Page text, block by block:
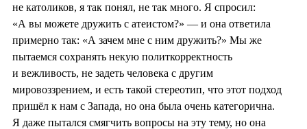
не католиков, я так понял, не так много. Я спросил:
«А вы можете дружить с атеистом?» — и она ответила
примерно так: «А зачем мне с ним дружить?» Мы же
пытаемся сохранять некую политкорректность
и вежливость, не задеть человека с другим
мировоззрением, и есть такой стереотип, что этот подход
пришёл к нам с Запада, но она была очень категорична.
Я даже пытался смягчить вопросы на эту тему, но она